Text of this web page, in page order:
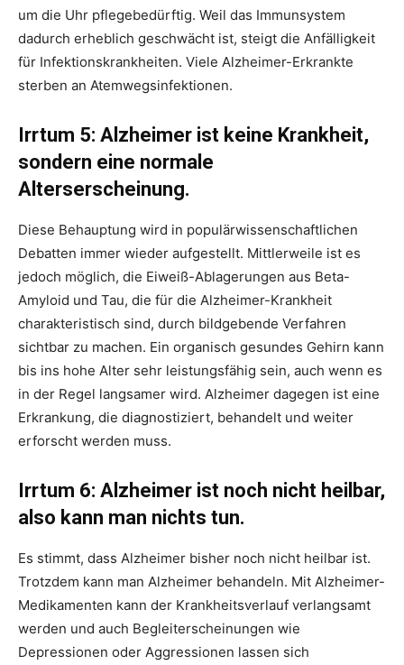
um die Uhr pflegebedürftig. Weil das Immunsystem
dadurch erheblich geschwächt ist, steigt die Anfälligkeit
für Infektionskrankheiten. Viele Alzheimer-Erkrankte
sterben an Atemwegsinfektionen.
Irrtum 5: Alzheimer ist keine Krankheit,
sondern eine normale
Alterserscheinung.
Diese Behauptung wird in populärwissenschaftlichen
Debatten immer wieder aufgestellt. Mittlerweile ist es
jedoch möglich, die Eiweiß-Ablagerungen aus Beta-
Amyloid und Tau, die für die Alzheimer-Krankheit
charakteristisch sind, durch bildgebende Verfahren
sichtbar zu machen. Ein organisch gesundes Gehirn kann
bis ins hohe Alter sehr leistungsfähig sein, auch wenn es
in der Regel langsamer wird. Alzheimer dagegen ist eine
Erkrankung, die diagnostiziert, behandelt und weiter
erforscht werden muss.
Irrtum 6: Alzheimer ist noch nicht heilbar,
also kann man nichts tun.
Es stimmt, dass Alzheimer bisher noch nicht heilbar ist.
Trotzdem kann man Alzheimer behandeln. Mit Alzheimer-
Medikamenten kann der Krankheitsverlauf verlangsamt
werden und auch Begleiterscheinungen wie
Depressionen oder Aggressionen lassen sich